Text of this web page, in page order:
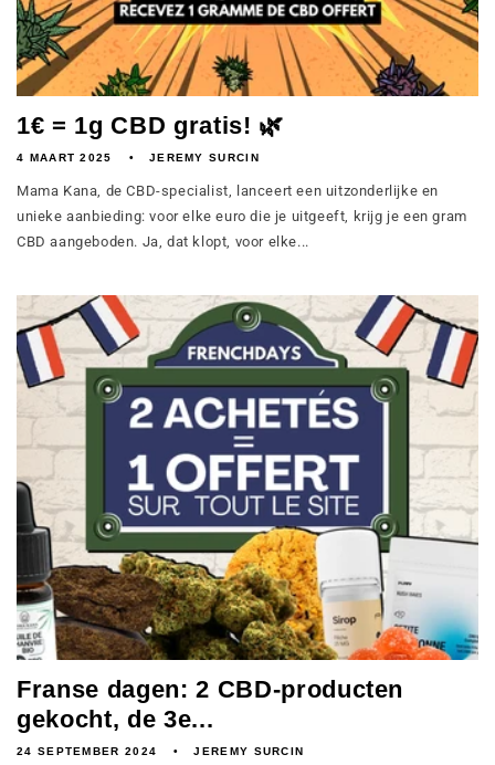
1€ = 1g CBD gratis! 🌿
4 MAART 2025 JEREMY SURCIN
Mama Kana, de CBD-specialist, lanceert een uitzonderlijke en
unieke aanbieding: voor elke euro die je uitgeeft, krijg je een gram
CBD aangeboden. Ja, dat klopt, voor elke...
Franse dagen: 2 CBD-producten
gekocht, de 3e...
24 SEPTEMBER 2024 JEREMY SURCIN